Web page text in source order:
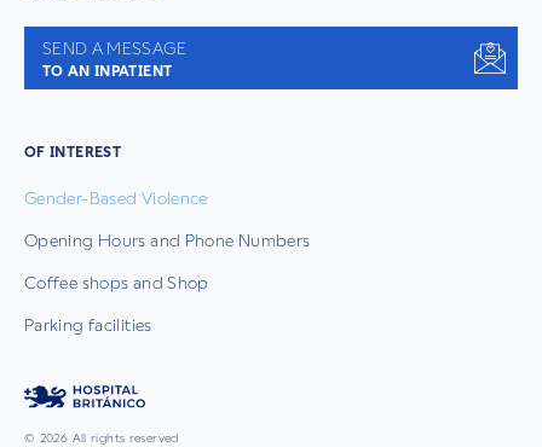
SEND A MESSAGE
TO AN INPATIENT
OF INTEREST
Gender-Based Violence
Opening Hours and Phone Numbers
Coffee shops and Shop
Parking facilities
© 2026 All rights reserved